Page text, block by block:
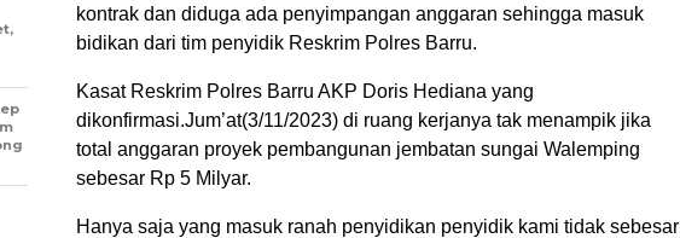
kontrak dan diduga ada penyimpangan anggaran sehingga masuk
bidikan dari tim penyidik Reskrim Polres Barru.
Kasat Reskrim Polres Barru AKP Doris Hediana yang
dikonfirmasi.Jum’at(3/11/2023) di ruang kerjanya tak menampik jika
total anggaran proyek pembangunan jembatan sungai Walemping
sebesar Rp 5 Milyar.
Hanya saja yang masuk ranah penyidikan penyidik kami tidak sebesar